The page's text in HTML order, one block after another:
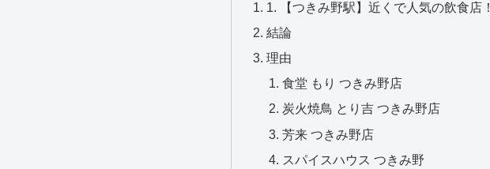
1. 【つきみ野駅】近くで人気の飲食店！
結論
理由
食堂 もり つきみ野店
炭火焼鳥 とり吉 つきみ野店
芳来 つきみ野店
スパイスハウス つきみ野